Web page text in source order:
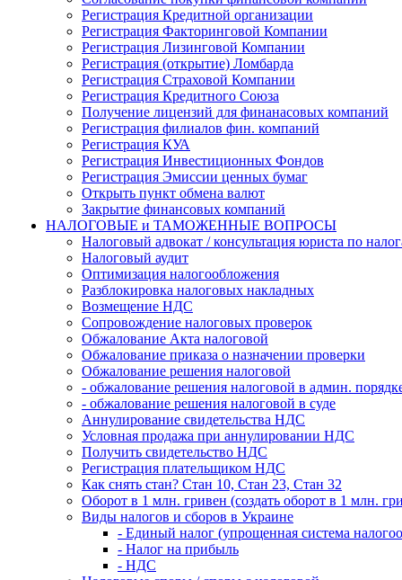
Регистрация Кредитной организации
Регистрация Факторинговой Компании
Регистрация Лизинговой Компании
Регистрация (открытие) Ломбарда
Регистрация Страховой Компании
Регистрация Кредитного Союза
Получение лицензий для финанасовых компаний
Регистрация филиалов фин. компаний
Регистрация КУА
Регистрация Инвестиционных Фондов
Регистрация Эмиссии ценных бумаг
Открыть пункт обмена валют
Закрытие финансовых компаний
НАЛОГОВЫЕ и ТАМОЖЕННЫЕ ВОПРОСЫ
Налоговый адвокат / консультация юриста по
Налоговый аудит
Оптимизация налогообложения
Разблокировка налоговых накладных
Возмещение НДС
Сопровождение налоговых проверок
Обжалование Акта налоговой
Обжалование приказа о назначении проверки
Обжалование решения налоговой
- обжалование решения налоговой в админ.
- обжалование решения налоговой в суде
Аннулирование свидетельства НДС
Условная продажа при аннулировании НДС
Получить свидетельство НДС
Регистрация плательщиком НДС
Как снять стан? Стан 10, Стан 23, Стан 32
Оборот в 1 млн. гривен (создать оборот в 1 млн.
Виды налогов и сборов в Украине
- Единый налог (упрощенная система
- Налог на прибыль
- НДС